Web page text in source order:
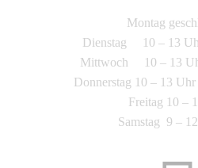
Montag
Dienstag 10 – 13
Mittwoch 10 – 13
Donnerstag 10 – 13
Freitag 10 –
Samstag 9 –